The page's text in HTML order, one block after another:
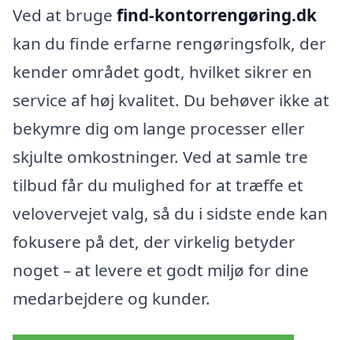
Ved at bruge find-kontorrengøring.dk
kan du finde erfarne rengøringsfolk, der
kender området godt, hvilket sikrer en
service af høj kvalitet. Du behøver ikke at
bekymre dig om lange processer eller
skjulte omkostninger. Ved at samle tre
tilbud får du mulighed for at træffe et
velovervejet valg, så du i sidste ende kan
fokusere på det, der virkelig betyder
noget – at levere et godt miljø for dine
medarbejdere og kunder.